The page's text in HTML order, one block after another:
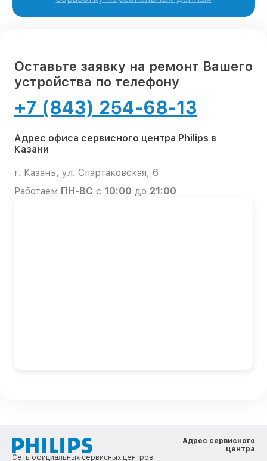
Оставьте заявку на ремонт Вашего
устройства по телефону
+7 (843) 254-68-13
Адрес офиса сервисного центра Philips в
Казани
г. Казань, ул. Спартаковская, 6
Работаем ПН-ВС с 10:00 до 21:00
Сеть официальных сервисных центров
Адрес сервисного
центра